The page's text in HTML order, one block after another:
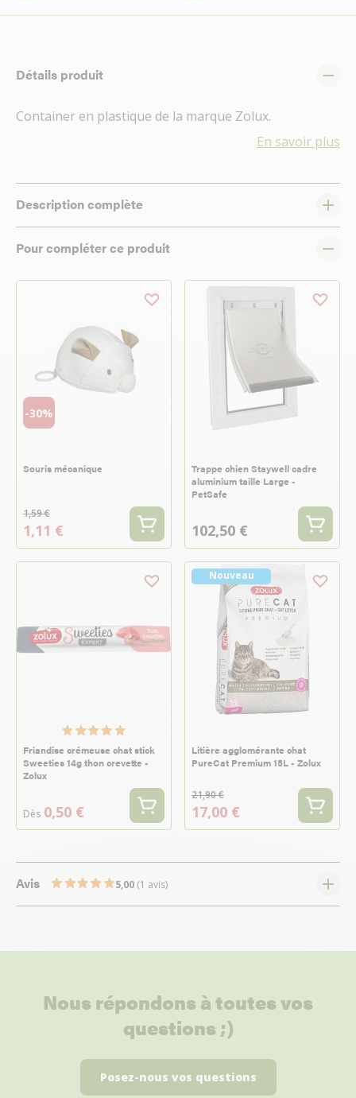
Détails produit
Container en plastique de la marque Zolux.
En savoir plus
Description complète
Pour compléter ce produit
-30%
Souris mécanique
1,59 €
1,11 €
Trappe chien Staywell cadre
aluminium taille Large -
PetSafe
102,50 €
Friandise crémeuse chat stick
Sweeties 14g thon crevette -
Zolux
Dès 0,50 €
Nouveau
Litière agglomérante chat
PureCat Premium 15L - Zolux
21,90 €
17,00 €
Avis 5,00 (1 avis)
Nous répondons à toutes vos
questions ;)
Posez-nous vos questions